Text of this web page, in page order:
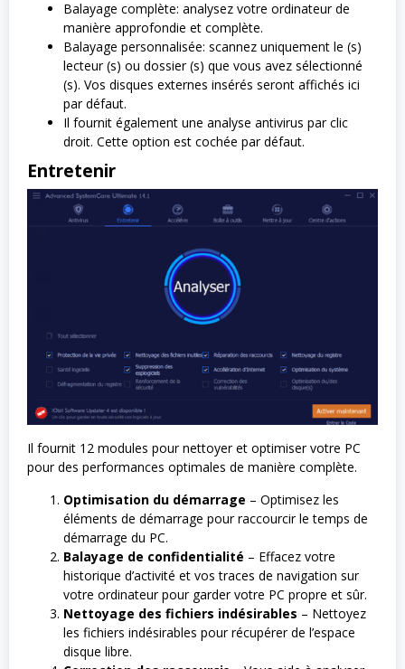
Balayage complète: analysez votre ordinateur de
manière approfondie et complète.
Balayage personnalisée: scannez uniquement le (s)
lecteur (s) ou dossier (s) que vous avez sélectionné
(s). Vos disques externes insérés seront affichés ici
par défaut.
Il fournit également une analyse antivirus par clic
droit. Cette option est cochée par défaut.
Entretenir
Il fournit 12 modules pour nettoyer et optimiser votre PC
pour des performances optimales de manière complète.
Optimisation du démarrage – Optimisez les
éléments de démarrage pour raccourcir le temps de
démarrage du PC.
Balayage de confidentialité – Effacez votre
historique d’activité et vos traces de navigation sur
votre ordinateur pour garder votre PC propre et sûr.
Nettoyage des fichiers indésirables – Nettoyez
les fichiers indésirables pour récupérer de l’espace
disque libre.